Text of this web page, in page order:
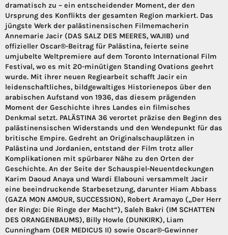
dramatisch zu – ein entscheidender Moment, der den
Ursprung des Konflikts der gesamten Region markiert. Das
jüngste Werk der palästinensischen Filmemacherin
Annemarie Jacir (DAS SALZ DES MEERES, WAJIB) und
offizieller Oscar®-Beitrag für Palästina, feierte seine
umjubelte Weltpremiere auf dem Toronto International Film
Festival, wo es mit 20-minütigen Standing Ovations geehrt
wurde. Mit ihrer neuen Regiearbeit schafft Jacir ein
leidenschaftliches, bildgewaltiges Historienepos über den
arabischen Aufstand von 1936, das diesem prägenden
Moment der Geschichte ihres Landes ein filmisches
Denkmal setzt. PALÄSTINA 36 verortet präzise den Beginn des
palästinensischen Widerstands und den Wendepunkt für das
britische Empire. Gedreht an Originalschauplätzen in
Palästina und Jordanien, entstand der Film trotz aller
Komplikationen mit spürbarer Nähe zu den Orten der
Geschichte. An der Seite der Schauspiel-Neuentdeckungen
Karim Daoud Anaya und Wardi Elabouni versammelt Jacir
eine beeindruckende Starbesetzung, darunter Hiam Abbass
(GAZA MON AMOUR, SUCCESSION), Robert Aramayo („Der Herr
der Ringe: Die Ringe der Macht“), Saleh Bakri (IM SCHATTEN
DES ORANGENBAUMS), Billy Howle (DUNKIRK), Liam
Cunningham (DER MEDICUS II) sowie Oscar®-Gewinner